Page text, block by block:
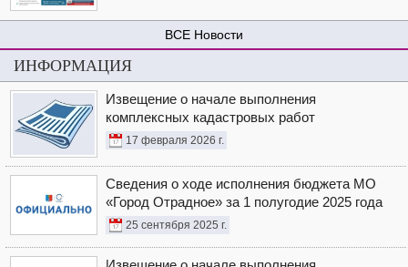
Новости
ИНФОРМАЦИЯ
Извещение о начале выполнения
комплексных кадастровых работ
17 февраля 2026 г.
Сведения о ходе исполнения бюджета МО
«Город Отрадное» за 1 полугодие 2025 года
25 сентября 2025 г.